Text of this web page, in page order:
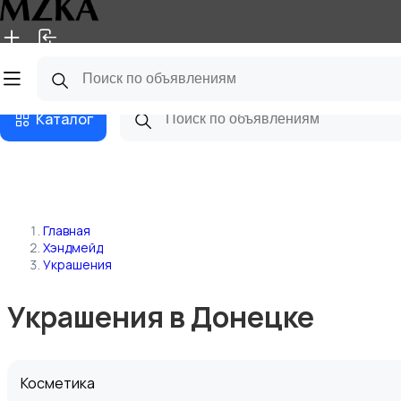
Главная Магазины
Каталог
Главная
Хэндмейд
Украшения
Украшения в Донецке
Косметика